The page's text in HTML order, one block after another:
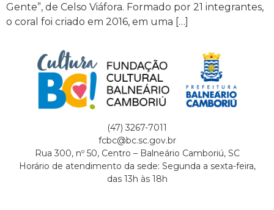
Gente”, de Celso Viáfora. Formado por 21 integrantes,
o coral foi criado em 2016, em uma […]
(47) 3267-7011
fcbc@bc.sc.gov.br
Rua 300, nº 50, Centro – Balneário Camboriú, SC
Horário de atendimento da sede: Segunda a sexta-feira,
das 13h às 18h